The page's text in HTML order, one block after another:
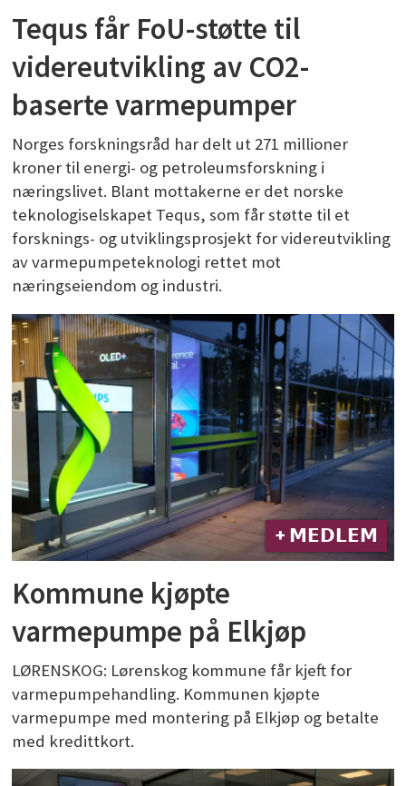
Tequs får FoU-støtte til
videreutvikling av CO2-
baserte varmepumper
Norges forskningsråd har delt ut 271 millioner
kroner til energi- og petroleumsforskning i
næringslivet. Blant mottakerne er det norske
teknologiselskapet Tequs, som får støtte til et
forsknings- og utviklingsprosjekt for videreutvikling
av varmepumpeteknologi rettet mot
næringseiendom og industri.
+ 𝗠𝗘𝗗𝗟𝗘𝗠
Kommune kjøpte
varmepumpe på Elkjøp
LØRENSKOG: Lørenskog kommune får kjeft for
varmepumpehandling. Kommunen kjøpte
varmepumpe med montering på Elkjøp og betalte
med kredittkort.